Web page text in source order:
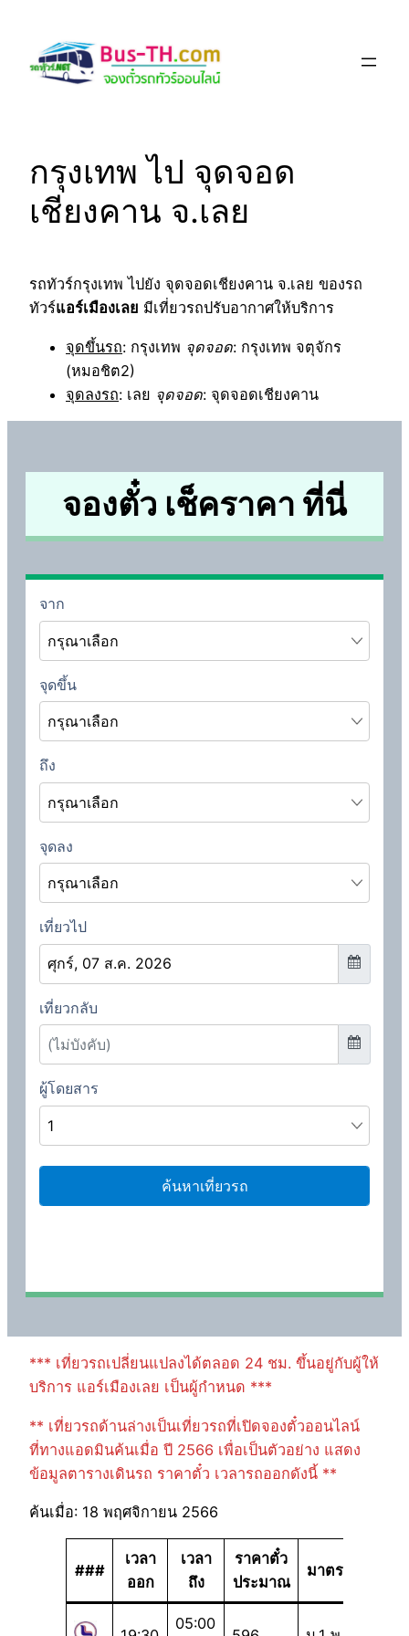
content
กรุงเทพ ไป จุดจอด
เชียงคาน จ.เลย
รถทัวร์กรุงเทพ ไปยัง จุดจอดเชียงคาน จ.เลย ของรถ
ทัวร์แอร์เมืองเลย มีเที่ยวรถปรับอากาศให้บริการ
จุดขึ้นรถ: กรุงเทพ จุดจอด: กรุงเทพ จตุจักร
(หมอชิต2)
จุดลงรถ: เลย จุดจอด: จุดจอดเชียงคาน
จองตั๋ว เช็คราคา ที่นี่
*** เที่ยวรถเปลี่ยนแปลงได้ตลอด 24 ชม. ขึ้นอยู่กับผู้ให้
บริการ แอร์เมืองเลย เป็นผู้กำหนด ***
** เที่ยวรถด้านล่างเป็นเที่ยวรถที่เปิดจองตั๋วออนไลน์
ที่ทางแอดมินค้นเมื่อ ปี 2566 เพื่อเป็นตัวอย่าง แสดง
ข้อมูลตารางเดินรถ ราคาตั๋ว เวลารถออกดังนี้ **
ค้นเมื่อ: 18 พฤศจิกายน 2566
###
เวลา
ออก
เวลา
ถึง
ราคาตั๋ว
ประมาณ
มาตรฐาน
05:00